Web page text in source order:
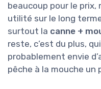
beaucoup pour le prix,
utilité sur le long
surtout la canne +
reste, c’est du plus,
probablement envie
pêche à la mouche un